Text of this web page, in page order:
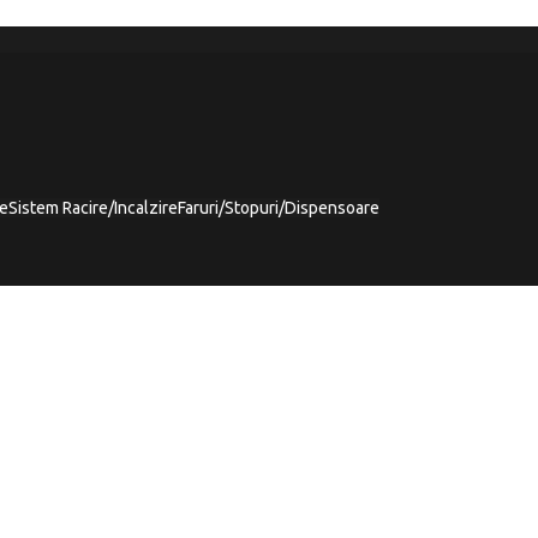
Sistem Racire/IncalzireFaruri/Stopuri/Dispensoare